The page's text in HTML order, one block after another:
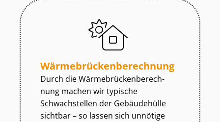
Wär­me­brü­cken­be­rech­nung
Durch die Wär­me­brü­cken­be­rech­
nung machen wir typische
Schwachstellen der Gebäudehülle
sichtbar – so lassen sich unnötige